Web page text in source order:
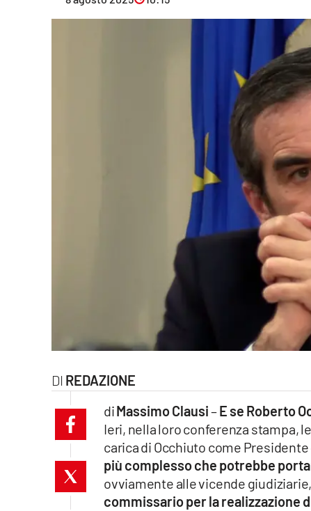
ilvibonese.it
catanzarochannel.it
REDAZIONE
diMassimo Clausi–E se Roberto
Ieri, nella loro conferenza stampa,
carica di Occhiuto come
più complesso che potrebbe
ovviamente alle vicende
commissario per la realizzazione